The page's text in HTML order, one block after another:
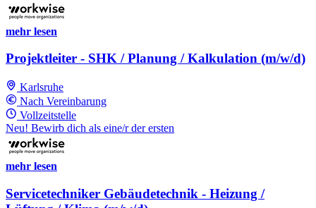
mehr lesen
Projektleiter - SHK / Planung / Kalkulation (m/w/d)
Karlsruhe
Nach Vereinbarung
Vollzeitstelle
Neu! Bewirb dich als eine/r der ersten
mehr lesen
Servicetechniker Gebäudetechnik - Heizung /